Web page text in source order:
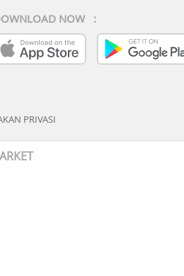
NOW :
PRIVASI